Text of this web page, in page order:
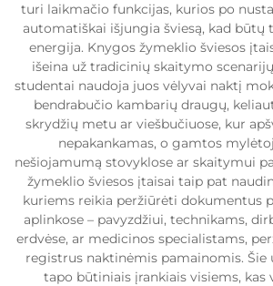
turi laikmačio funkcijas, kurios po
automatiškai išjungia šviesą, kad būtų
energija. Knygos žymeklio šviesos
išeina už tradicinių skaitymo
studentai naudoja juos vėlyvai naktį
bendrabučio kambarių draugų,
skrydžių metu ar viešbučiuose, kur
nepakankamas, o gamtos
nešiojamumą stovyklose ar skaitymui
žymeklio šviesos įtaisai taip pat
kuriems reikia peržiūrėti dokumentus
aplinkose – pavyzdžiui, technikams,
erdvėse, ar medicinos specialistams,
registrus naktinėmis pamainomis. Šie
tapo būtiniais įrankiais visiems, kas